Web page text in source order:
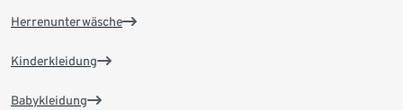
Herrenunterwäsche
Kinderkleidung
Babykleidung